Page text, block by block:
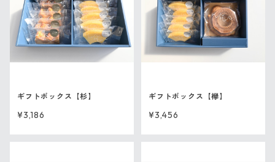
ギフトボックス【杉】
¥3,186
ギフトボックス【欅】
¥3,456